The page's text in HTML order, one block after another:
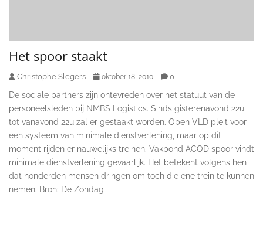
Het spoor staakt
Christophe Slegers oktober 18, 2010 0
De sociale partners zijn ontevreden over het statuut van de
personeelsleden bij NMBS Logistics. Sinds gisterenavond 22u
tot vanavond 22u zal er gestaakt worden. Open VLD pleit voor
een systeem van minimale dienstverlening, maar op dit
moment rijden er nauwelijks treinen. Vakbond ACOD spoor vindt
minimale dienstverlening gevaarlijk. Het betekent volgens hen
dat honderden mensen dringen om toch die ene trein te kunnen
nemen. Bron: De Zondag